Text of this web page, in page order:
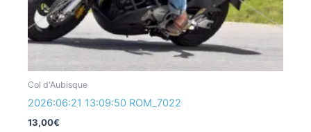
Col d'Aubisque
2026:06:21 13:09:50 ROM_7022
13,00€